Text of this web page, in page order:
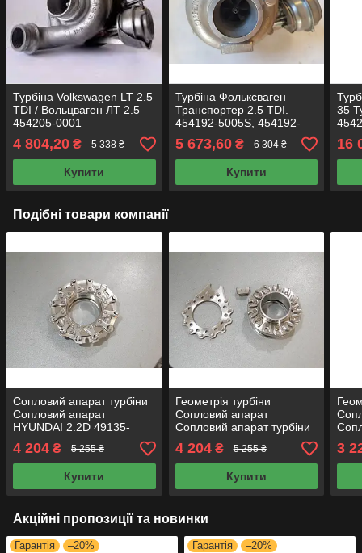
Турбіна Volkswagen LT 2.5
TDI / Вольцваген ЛТ 2.5
454205-0001
4 804,20 ₴ 5 338 ₴
Купити
Турбіна Фольксваген
Транспортер 2.5 TDI.
454192-5005S, 454192-
0005, 454192-0001,
074145703E,
074145703EX
5 673,60₴ 6 304 ₴
Купити
35
16
Подібні товари компанії
Сопловий апарат турбіни
Сопловий апарат
HYUNDAI 2.2D 49135-
2823127800 геометрію
турбіни
4 204 ₴ 5 255 ₴
Купити
Геометрія турбіни
Сопловий апарат
Сопловий апарат турбіни
Геометрію турбіниTD03VG
4 204₴ 5 255 ₴
Купити
3
Акційні пропозиції та новинки
Гарантія
–20%
Гарантія
–20%